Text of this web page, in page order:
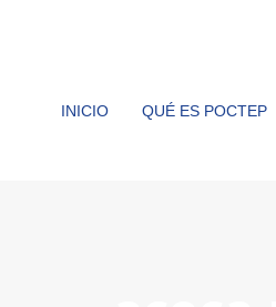
INICIO QUÉ ES POCTEP